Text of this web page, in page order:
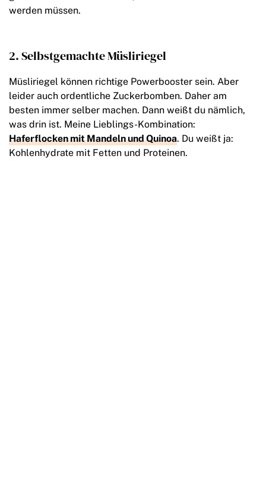
werden müssen.
2. Selbstgemachte Müsliriegel
Müsliriegel können richtige Powerbooster sein. Aber
leider auch ordentliche Zuckerbomben. Daher am
besten immer selber machen. Dann weißt du nämlich,
was drin ist. Meine Lieblings-Kombination:
Haferflocken mit Mandeln und Quinoa. Du weißt ja:
Kohlenhydrate mit Fetten und Proteinen.